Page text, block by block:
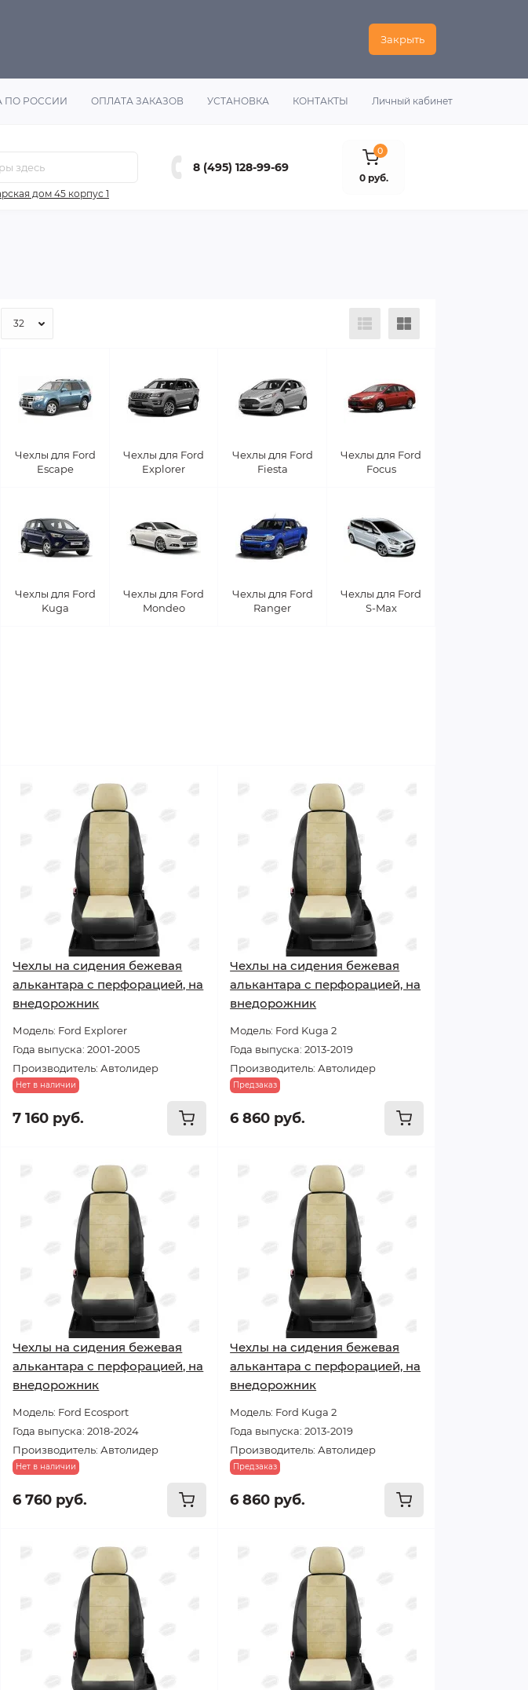
Закрыть
ПО РОССИИ ОПЛАТА ЗАКАЗОВ УСТАНОВКА КОНТАКТЫ Личный кабинет
дом 45 корпус 1
8 (495) 128-99-69
0
0 руб.
Чехлы для Ford
Escape
Чехлы для Ford
Explorer
Чехлы для Ford
Fiesta
Чехлы для Ford
Focus
Чехлы для Ford
Kuga
Чехлы для Ford
Mondeo
Чехлы для Ford
Ranger
Чехлы для Ford
S-Max
Чехлы на сидения бежевая
алькантара с перфорацией, на
внедорожник
Модель: Ford Explorer
Года выпуска: 2001-2005
Производитель: Автолидер
Нет в наличии
7 160 руб.
Чехлы на сидения бежевая
алькантара с перфорацией, на
внедорожник
Модель: Ford Kuga 2
Года выпуска: 2013-2019
Производитель: Автолидер
Предзаказ
6 860 руб.
Чехлы на сидения бежевая
алькантара с перфорацией, на
внедорожник
Модель: Ford Ecosport
Года выпуска: 2018-2024
Производитель: Автолидер
Нет в наличии
6 760 руб.
Чехлы на сидения бежевая
алькантара с перфорацией, на
внедорожник
Модель: Ford Kuga 2
Года выпуска: 2013-2019
Производитель: Автолидер
Предзаказ
6 860 руб.